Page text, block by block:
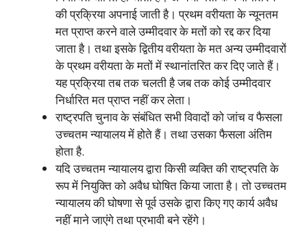
की प्रक्रिया अपनाई जाती है। प्रथम वरीयता के न्यूनतम
मत प्राप्त करने वाले उम्मीदवार के मतों को रद्द कर दिया
जाता है। तथा इसके द्वितीय वरीयता के मत अन्य उम्मीदवारों
के प्रथम वरीयता के मतों में स्थानांतरित कर दिए जाते हैं।
यह प्रक्रिया तब तक चलती है जब तक कोई उम्मीदवार
निर्धारित मत प्राप्त नहीं कर लेता।
राष्ट्रपति चुनाव के संबंधित सभी विवादों को जांच व फैसला
उच्चतम न्यायालय में होते हैं। तथा उसका फैसला अंतिम
होता है.
यदि उच्चतम न्यायालय द्वारा किसी व्यक्ति की राष्ट्रपति के
रूप में नियुक्ति को अवैध घोषित किया जाता है। तो उच्चतम
न्यायालय की घोषणा से पूर्व उसके द्वारा किए गए कार्य अवैध
नहीं माने जाएंगे तथा प्रभावी बने रहेंगे।